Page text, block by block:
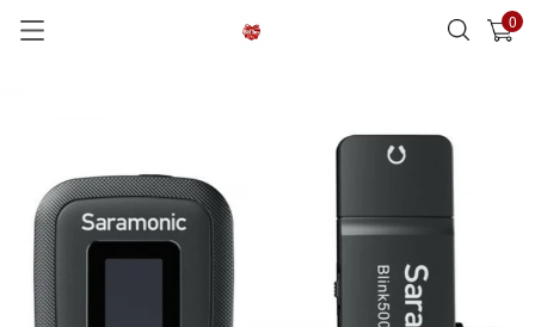
0
已加入購物車 查看